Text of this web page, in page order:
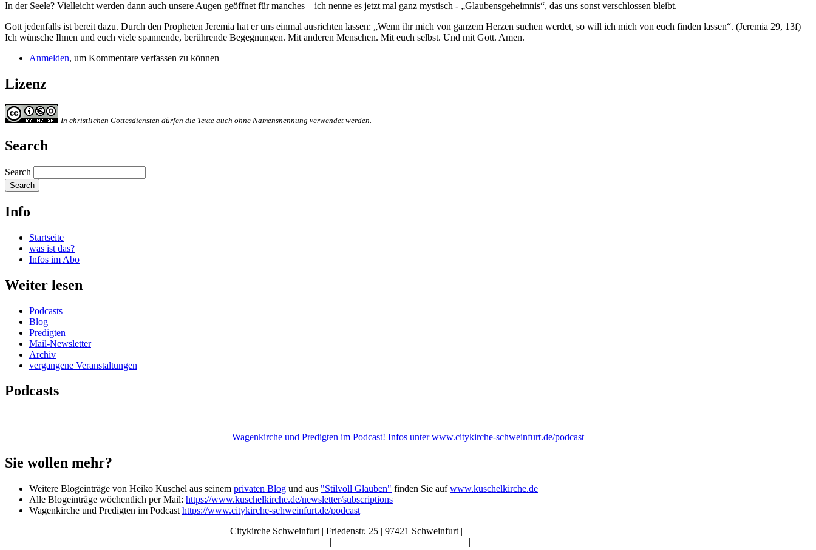
In der Seele? Vielleicht werden dann auch unsere Augen geöffnet für manches – ich nenne es jetzt mal ganz mystisch - „Glaubensgeheimnis“, das uns sonst verschlossen bleibt.
Gott jedenfalls ist bereit dazu. Durch den Propheten Jeremia hat er uns einmal ausrichten lassen: „Wenn ihr mich von ganzem Herzen suchen werdet, so will ich mich von euch finden lassen“. (Jeremia 29, 13f)
Ich wünsche Ihnen und euch viele spannende, berührende Begegnungen. Mit anderen Menschen. Mit euch selbst. Und mit Gott. Amen.
Anmelden, um Kommentare verfassen zu können
Lizenz
In christlichen Gottesdiensten dürfen die Texte auch ohne Namensnennung verwendet werden.
Search
Search
Info
Startseite
was ist das?
Infos im Abo
Weiter lesen
Podcasts
Blog
Predigten
Mail-Newsletter
Archiv
vergangene Veranstaltungen
Podcasts
Wagenkirche und Predigten im Podcast! Infos unter www.citykirche-schweinfurt.de/podcast
Sie wollen mehr?
Weitere Blogeinträge von Heiko Kuschel aus seinem privaten Blog und aus "Stilvoll Glauben" finden Sie aufwww.kuschelkirche.de
Alle Blogeinträge wöchentlich per Mail: https://www.kuschelkirche.de/newsletter/subscriptions
Wagenkirche und Predigten im Podcast https://www.citykirche-schweinfurt.de/podcast
Citykirche Schweinfurt | Friedenstr. 25 | 97421 Schweinfurt |
| | |